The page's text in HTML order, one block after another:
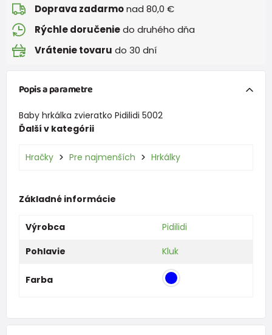
Doprava zadarmonad 80,0 €
Rýchle doručeniedo druhého dňa
Vrátenie tovaru do 30 dní
Popis a parametre
Baby hrkálka zvieratko Pidilidi 5002
Ďalší v kategórii
Hračky Pre najmenších Hrkálky
Základné informácie
Výrobca
Pidilidi
Pohlavie
Kluk
Farba